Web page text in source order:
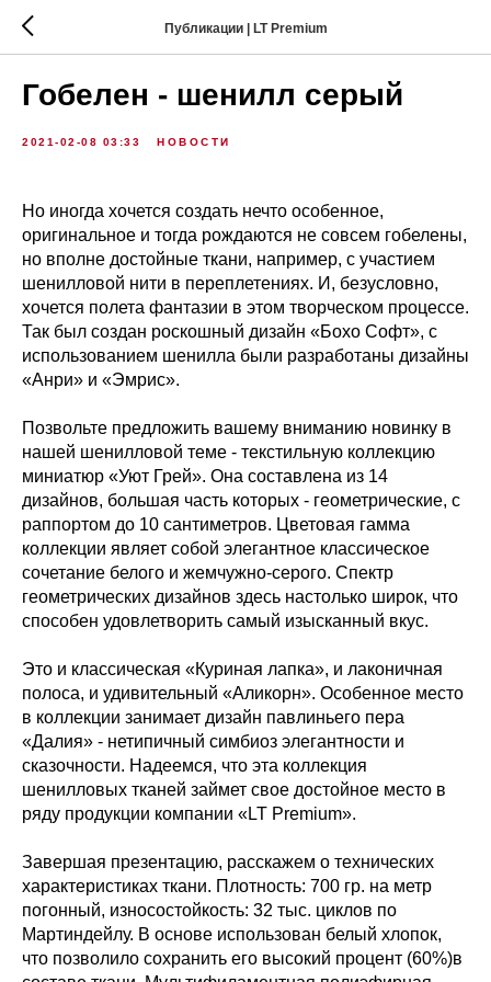
Публикации | LT Premium
Гобелен - шенилл серый
2021-02-08 03:33 НОВОСТИ
Но иногда хочется создать нечто особенное,
оригинальное и тогда рождаются не совсем гобелены,
но вполне достойные ткани, например, с участием
шенилловой нити в переплетениях. И, безусловно,
хочется полета фантазии в этом творческом процессе.
Так был создан роскошный дизайн «Бохо Софт», с
использованием шенилла были разработаны дизайны
«Анри» и «Эмрис».
Позвольте предложить вашему вниманию новинку в
нашей шенилловой теме - текстильную коллекцию
миниатюр «Уют Грей». Она составлена из 14
дизайнов, большая часть которых - геометрические, с
раппортом до 10 сантиметров. Цветовая гамма
коллекции являет собой элегантное классическое
сочетание белого и жемчужно-серого. Спектр
геометрических дизайнов здесь настолько широк, что
способен удовлетворить самый изысканный вкус.
Это и классическая «Куриная лапка», и лаконичная
полоса, и удивительный «Аликорн». Особенное место
в коллекции занимает дизайн павлиньего пера
«Далия» - нетипичный симбиоз элегантности и
сказочности. Надеемся, что эта коллекция
шенилловых тканей займет свое достойное место в
ряду продукции компании «LT Premium».
Завершая презентацию, расскажем о технических
характеристиках ткани. Плотность: 700 гр. на метр
погонный, износостойкость: 32 тыс. циклов по
Мартиндейлу. В основе использован белый хлопок,
что позволило сохранить его высокий процент (60%)в